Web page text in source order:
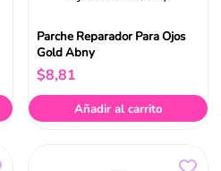
Parche Reparador Para Ojos
Gold Abny
$8,81
Añadir al carrito